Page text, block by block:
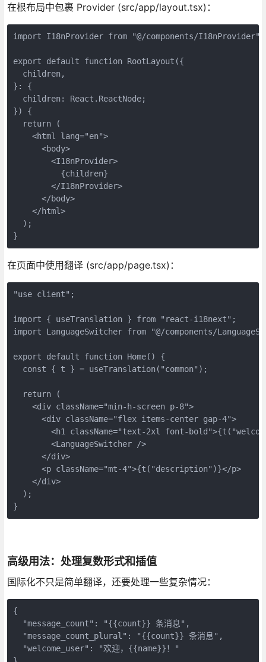
在根布局中包裹 Provider (src/app/layout.tsx)：
import I18nProvider from "@/components/I18nProvider";
export default function RootLayout({
  children,
}: {
  children: React.ReactNode;
}) {
  return (
    <html lang="en">
      <body>
        <I18nProvider>
          {children}
        </I18nProvider>
      </body>
    </html>
  );
}
在页面中使用翻译 (src/app/page.tsx)：
"use client";
import { useTranslation } from "react-i18next";
import LanguageSwitcher from "@/components/
export default function Home() {
  const { t } = useTranslation("common");
  return (
    <div className="min-h-screen p-8">
      <div className="flex items-center gap-4">
<h1 className="text-2xl font-
        <LanguageSwitcher />
      </div>
      <p className="mt-4">{t("description")}</p>
    </div>
  );
}
高级用法：处理复数形式和插值
国际化不只是简单翻译，还要处理一些复杂情况：
{
  "message_count": "{{count}} 条消息",
  "message_count_plural": "{{count}} 条消息",
  "welcome_user": "欢迎，{{name}}！"